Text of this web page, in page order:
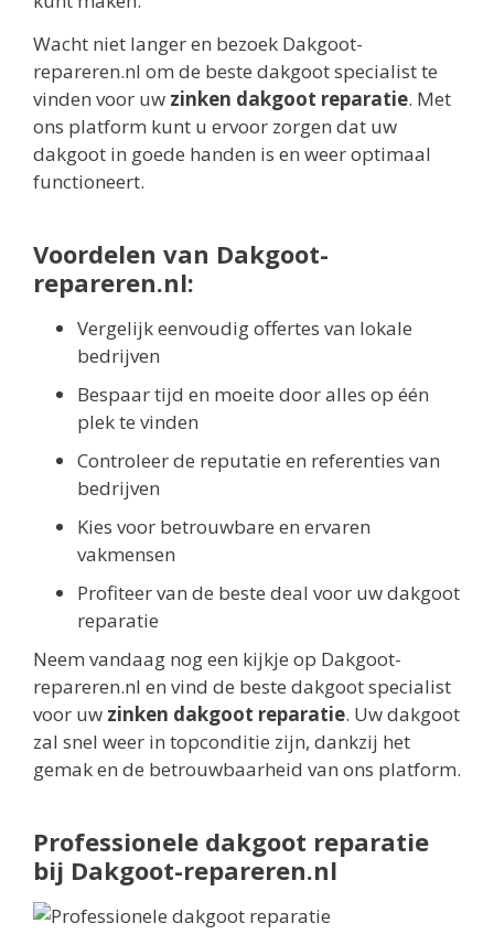
Wacht niet langer en bezoek Dakgoot-
repareren.nl om de beste dakgoot specialist te
vinden voor uw zinken dakgoot reparatie. Met
ons platform kunt u ervoor zorgen dat uw
dakgoot in goede handen is en weer optimaal
functioneert.
Voordelen van Dakgoot-
repareren.nl:
Vergelijk eenvoudig offertes van lokale
bedrijven
Bespaar tijd en moeite door alles op één
plek te vinden
Controleer de reputatie en referenties van
bedrijven
Kies voor betrouwbare en ervaren
vakmensen
Profiteer van de beste deal voor uw dakgoot
reparatie
Neem vandaag nog een kijkje op Dakgoot-
repareren.nl en vind de beste dakgoot specialist
voor uw zinken dakgoot reparatie. Uw dakgoot
zal snel weer in topconditie zijn, dankzij het
gemak en de betrouwbaarheid van ons platform.
Professionele dakgoot reparatie
bij Dakgoot-repareren.nl